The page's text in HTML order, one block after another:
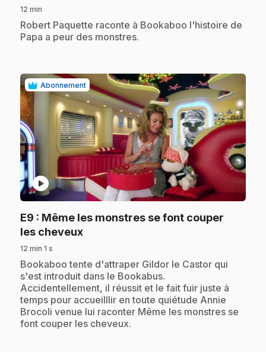
12 min
.Robert Paquette raconte à Bookaboo l'histoire de
Papa a peur des monstres.
Abonnement
play_circle
E9 : Même les monstres se font couper
les cheveux.
12 min 1 s
.Bookaboo tente d'attraper Gildor le Castor qui
s'est introduit dans le Bookabus.
Accidentellement, il réussit et le fait fuir juste à
temps pour accueilllir en toute quiétude Annie
Brocoli venue lui raconter Même les monstres se
font couper les cheveux.